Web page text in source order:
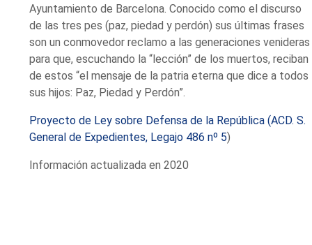
Ayuntamiento de Barcelona. Conocido como el discurso
de las tres pes (paz, piedad y perdón) sus últimas frases
son un conmovedor reclamo a las generaciones venideras
para que, escuchando la “lección” de los muertos, reciban
de estos “el mensaje de la patria eterna que dice a todos
sus hijos: Paz, Piedad y Perdón”.
Proyecto de Ley sobre Defensa de la República (ACD. S.
General de Expedientes, Legajo 486 nº 5)
Información actualizada en 2020